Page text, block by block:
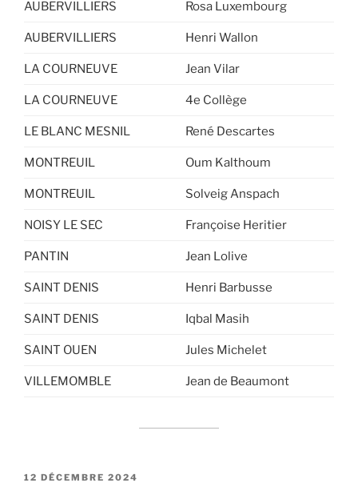
AUBERVILLIERS Rosa Luxembourg
AUBERVILLIERS Henri Wallon
LA COURNEUVE Jean Vilar
LA COURNEUVE 4e Collège
LE BLANC MESNIL René Descartes
MONTREUIL Oum Kalthoum
MONTREUIL Solveig Anspach
NOISY LE SEC Françoise Heritier
PANTIN Jean Lolive
SAINT DENIS Henri Barbusse
SAINT DENIS Iqbal Masih
SAINT OUEN Jules Michelet
VILLEMOMBLE Jean de Beaumont
PUBLIÉ
12 DÉCEMBRE 2024